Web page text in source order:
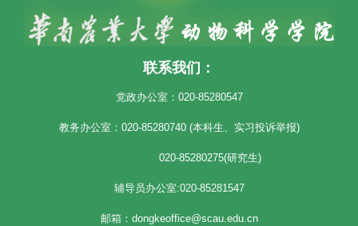
联系我们：
党政办公室：020-85280547
教务办公室：020-85280740 (本科生、实习投诉举报)
020-85280275(研究生)
辅导员办公室:020-85281547
邮箱：dongkeoffice@scau.edu.cn